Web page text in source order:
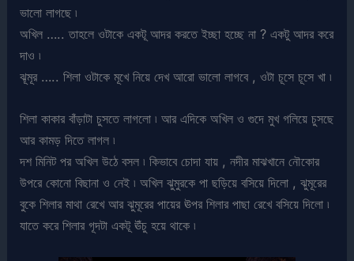
ভালো লাগছে ৷
অখিল ….. তাহলে ওটাকে একটূ আদর করতে ইচ্ছা হচ্ছে না ? একটু আদর করে
দাও ৷
ঝূমূর ….. শিলা ওটাকে মূখে নিয়ে দেখ আরো ভালো লাগবে , ওটা চূসে চূসে খা ৷
শিলা কাকার বাঁড়াটা চুসতে লাগলো ৷ আর এদিকে অখিল ও গুদে মুখ গলিয়ে চুসছে
আর কামড় দিতে লাগল ৷
দশ মিনিট পর অখিল উঠে বসল ৷ কিভাবে চোদা যায় , নদীর মাঝখানে নৌকোর
উপরে কোনো বিছানা ও নেই ৷ অখিল ঝুমুরকে পা ছড়িয়ে বসিয়ে দিলো , ঝুমূরের
বুকে শিলার মাথা রেখে আর ঝুমূরের পায়ের ঊপর শিলার পাছা রেখে বসিয়ে দিলো ৷
যাতে করে শিলার গূদটা একটূ ঊঁচু হয়ে থাকে ৷